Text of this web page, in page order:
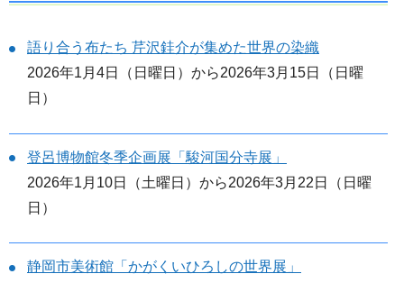
語り合う布たち 芹沢銈介が集めた世界の染織
2026年1月4日（日曜日）から2026年3月15日（日曜
日）
登呂博物館冬季企画展「駿河国分寺展」
2026年1月10日（土曜日）から2026年3月22日（日曜
日）
静岡市美術館「かがくいひろしの世界展」